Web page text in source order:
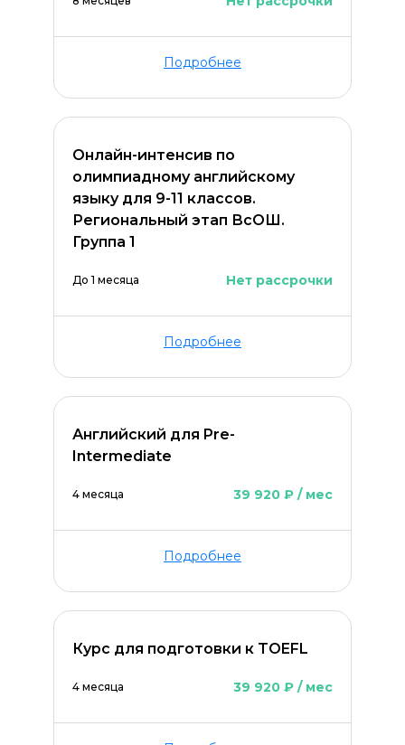
Подробнее
Онлайн-интенсив по
олимпиадному английскому
языку для 9-11 классов.
Региональный этап ВсОШ.
Группа 1
До 1 месяца Нет рассрочки
Подробнее
Английский для Pre-
Intermediate
4 месяца 39 920 ₽ / мес
Подробнее
Курс для подготовки к TOEFL
4 месяца 39 920 ₽ / мес
Оставить комментарий